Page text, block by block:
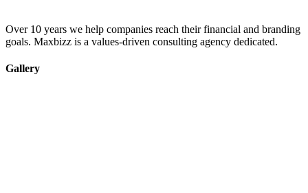
Over 10 years we help companies reach their financial and branding
goals. Maxbizz is a values-driven consulting agency dedicated.
Gallery